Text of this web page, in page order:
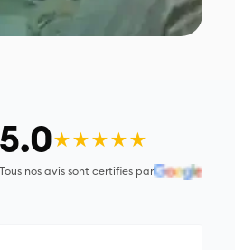
5.0★★★★★
Tous nos avis sont certifies par